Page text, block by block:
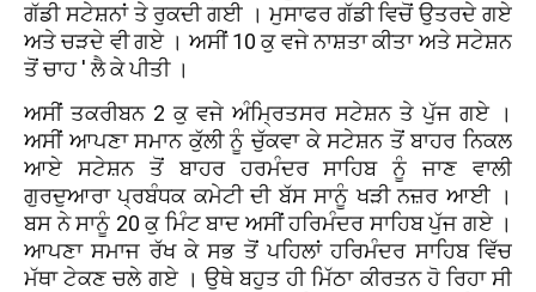
ਗੱਡੀ ਸਟੇਸ਼ਨਾਂ ਤੇ ਰੁਕਦੀ ਗਈ । ਮੁਸਾਫਰ ਗੱਡੀ ਵਿਚੋਂ ਉਤਰਦੇ ਗਏ
ਅਤੇ ਚੜਦੇ ਵੀ ਗਏ । ਅਸੀਂ 10 ਕੁ ਵਜੇ ਨਾਸ਼ਤਾ ਕੀਤਾ ਅਤੇ ਸਟੇਸ਼ਨ
ਤੋਂ ਚਾਹ ' ਲੈ ਕੇ ਪੀਤੀ ।
ਅਸੀਂ ਤਕਰੀਬਨ 2 ਕੁ ਵਜੇ ਅੰਮ੍ਰਿਤਸਰ ਸਟੇਸ਼ਨ ਤੇ ਪੁੱਜ ਗਏ ।
ਅਸੀਂ ਆਪਣਾ ਸਮਾਨ ਕੁੱਲੀ ਨੂੰ ਚੁੱਕਵਾ ਕੇ ਸਟੇਸ਼ਨ ਤੋਂ ਬਾਹਰ ਨਿਕਲ
ਆਏ ਸਟੇਸ਼ਨ ਤੋਂ ਬਾਹਰ ਹਰਮੰਦਰ ਸਾਹਿਬ ਨੂੰ ਜਾਣ ਵਾਲੀ
ਗੁਰਦੁਆਰਾ ਪ੍ਰਬੰਧਕ ਕਮੇਟੀ ਦੀ ਬੱਸ ਸਾਨੂੰ ਖੜੀ ਨਜ਼ਰ ਆਈ ।
ਬਸ ਨੇ ਸਾਨੂੰ 20 ਕੁ ਮਿੰਟ ਬਾਦ ਅਸੀਂ ਹਰਿਮੰਦਰ ਸਾਹਿਬ ਪੁੱਜ ਗਏ ।
ਆਪਣਾ ਸਮਾਜ ਰੱਖ ਕੇ ਸਭ ਤੋਂ ਪਹਿਲਾਂ ਹਰਿਮੰਦਰ ਸਾਹਿਬ ਵਿੱਚ
ਮੱਥਾ ਟੇਕਣ ਚਲੇ ਗਏ । ਉਥੇ ਬਹੁਤ ਹੀ ਮਿੱਠਾ ਕੀਰਤਨ ਹੋ ਰਿਹਾ ਸੀ